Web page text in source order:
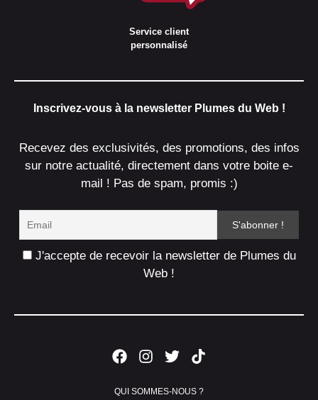
Service client
personnalisé
Inscrivez-vous à la newsletter Plumes du Web !
Recevez des exclusivités, des promotions, des infos
sur notre actualité, directement dans votre boite e-
mail ! Pas de spam, promis :)
J'accepte de recevoir la newsletter de Plumes du
Web !
QUI SOMMES-NOUS ?